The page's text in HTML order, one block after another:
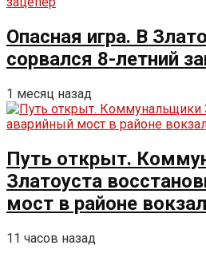
Опасная игра. В
сорвался 8-летний
1 месяц назад
Путь открыт.
Златоуста
мост в районе
11 часов назад